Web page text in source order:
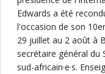
Edwards a été
l'occasion de son
29 juillet au 2 août à
secrétaire général du
sud-africain·e·s.